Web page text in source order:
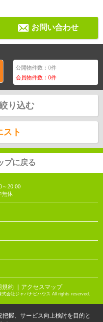
お問い合わせ
公開物件数：0件
会員物件数：0件
り込む
スト
プに戻る
～20:00
無休
規約 ｜アクセスマップ
ジャパナビハウス All rights reserved.
握、サービス向上検討を目的と